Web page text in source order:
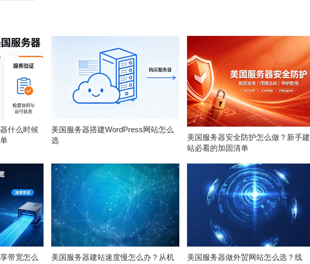
什么时候
美国服务器搭建WordPress网站怎么
选
美国服务器安全防护怎么做？新手建
站必看的加固清单
带宽怎么
美国服务器建站速度慢怎么办？从机
美国服务器做外贸网站怎么选？线